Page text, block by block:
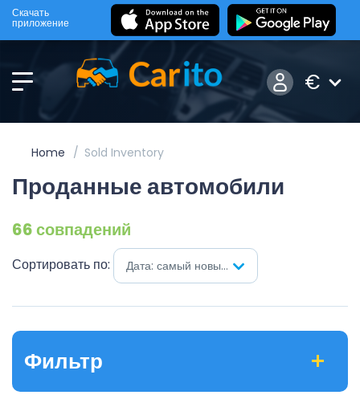
Скачать
приложение
€
Home Sold Inventory
Проданные автомобили
66 совпадений
Сортировать по: Дата: самый новый первый
Фильтр